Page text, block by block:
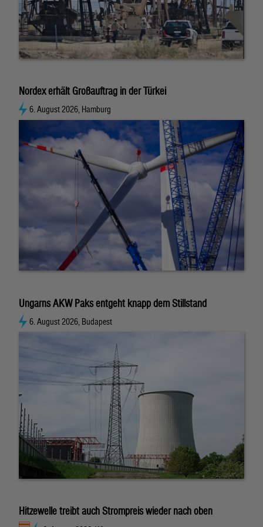
Nordex erhält Großauftrag in der Türkei
6. August 2026, Hamburg
Ungarns AKW Paks entgeht knapp dem Stillstand
6. August 2026, Budapest
Hitzewelle treibt auch Strompreis wieder nach oben